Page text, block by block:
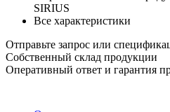
SIRIUS
Все характеристики
Отправьте запрос или
Собственный склад продукции
Оперативный ответ и гарантия